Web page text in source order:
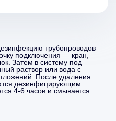
трубопроводов
подключения — кран,
Затем в систему под
раствор или вода с
После удаления
дезинфицирующим
4-6 часов и смывается